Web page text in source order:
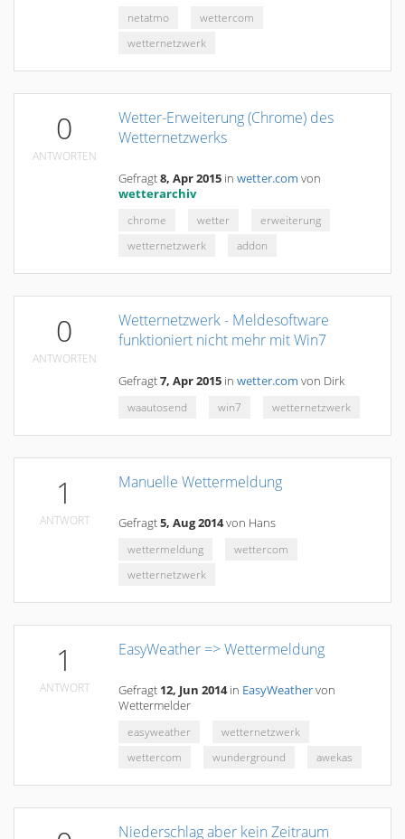
netatmo
wettercom
wetternetzwerk
0
ANTWORTEN
Wetter-Erweiterung (Chrome) des
Wetternetzwerks
Gefragt8, Apr 2015 in wetter.com von
wetterarchiv
chrome
wetter
erweiterung
wetternetzwerk
addon
0
ANTWORTEN
Wetternetzwerk - Meldesoftware
funktioniert nicht mehr mit Win7
Gefragt7, Apr 2015 in wetter.com von Dirk
waautosend
win7 wetternetzwerk
1
ANTWORT
Manuelle Wettermeldung
Gefragt5, Aug 2014von Hans
wettermeldung
wettercom
wetternetzwerk
1
ANTWORT
EasyWeather => Wettermeldung
Gefragt 12, Jun 2014 in EasyWeathervon
Wettermelder
easyweather
wetternetzwerk
wettercom
wunderground awekas
Niederschlag aber kein Zeitraum